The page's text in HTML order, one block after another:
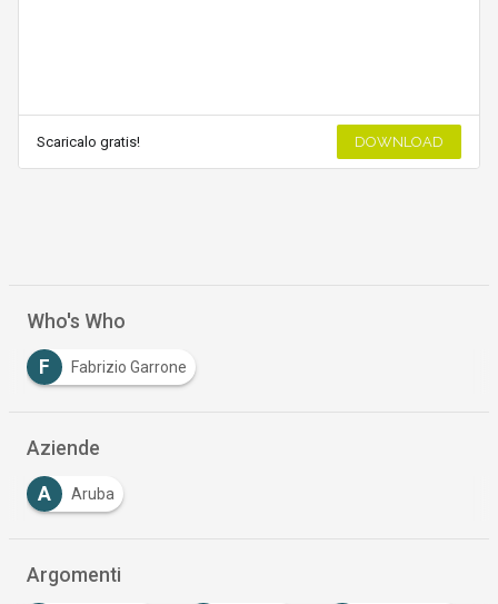
Scaricalo gratis! DOWNLOAD
Who's Who
F Fabrizio Garrone
Aziende
A Aruba
Argomenti